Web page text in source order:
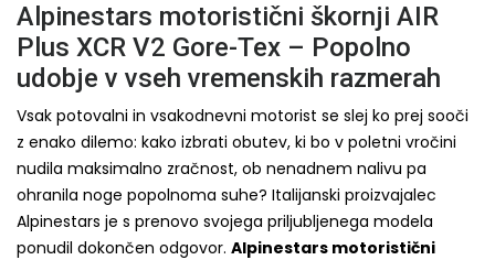
Alpinestars motoristični škornji AIR
Plus XCR V2 Gore-Tex – Popolno
udobje v vseh vremenskih razmerah
Vsak potovalni in vsakodnevni motorist se slej ko prej sooči
z enako dilemo: kako izbrati obutev, ki bo v poletni vročini
nudila maksimalno zračnost, ob nenadnem nalivu pa
ohranila noge popolnoma suhe? Italijanski proizvajalec
Alpinestars je s prenovo svojega priljubljenega modela
ponudil dokončen odgovor. Alpinestars motoristični